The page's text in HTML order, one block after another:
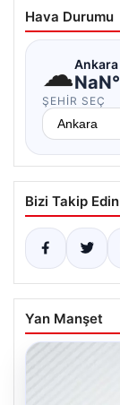
Hava Durumu
☁Ankara
ŞEHIR SEÇ
Bizi Takip Edin
Yan Manşet